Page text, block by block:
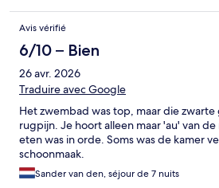
Avis vérifié
6/10 – Bien
26 avr. 2026
Traduire avec Google
Het zwembad was top, maar die
rugpijn. Je hoort alleen maar 'au' van
eten was in orde. Soms was de kamer
schoonmaak.
Sander van den, séjour de 7 nuits